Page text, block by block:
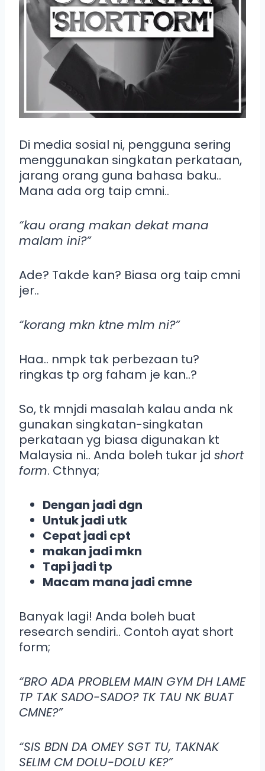
Di media sosial ni, pengguna sering
menggunakan singkatan perkataan,
jarang orang guna bahasa baku..
Mana ada org taip cmni..
“kau orang makan dekat mana
malam ini?”
Ade? Takde kan? Biasa org taip cmni
jer..
“korang mkn ktne mlm ni?”
Haa.. nmpk tak perbezaan tu?
ringkas tp org faham je kan..?
So, tk mnjdi masalah kalau anda nk
gunakan singkatan-singkatan
perkataan yg biasa digunakan kt
Malaysia ni.. Anda boleh tukar jd short
form. Cthnya;
Dengan jadi dgn
Untuk jadi utk
Cepat jadi cpt
makan jadi mkn
Tapi jadi tp
Macam mana jadi cmne
Banyak lagi! Anda boleh buat
research sendiri.. Contoh ayat short
form;
“BRO ADA PROBLEM MAIN GYM DH LAME
TP TAK SADO-SADO? TK TAU NK BUAT
CMNE?”
“SIS BDN DA OMEY SGT TU, TAKNAK
SELIM CM DOLU-DOLU KE?”